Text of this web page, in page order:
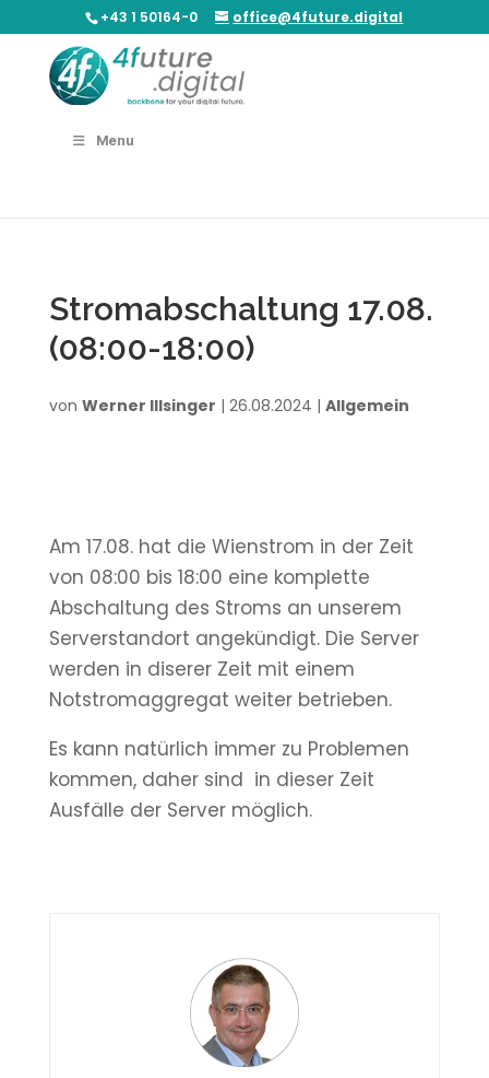
+43 1 50164-0 office@4future.digital
Menu
Stromabschaltung 17.08.
(08:00-18:00)
von Werner Illsinger | 26.08.2024 | Allgemein
Am 17.08. hat die Wienstrom in der Zeit
von 08:00 bis 18:00 eine komplette
Abschaltung des Stroms an unserem
Serverstandort angekündigt. Die Server
werden in diserer Zeit mit einem
Notstromaggregat weiter betrieben.
Es kann natürlich immer zu Problemen
kommen, daher sind in dieser Zeit
Ausfälle der Server möglich.